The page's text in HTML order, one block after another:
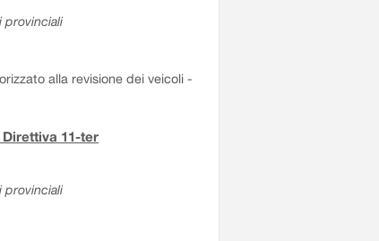
provinciali
alla revisione dei veicoli -
11-ter
provinciali